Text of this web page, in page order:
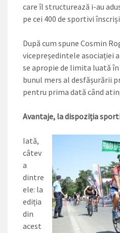
care îl structurează i-au
pe cei 400 de sportivi
După cum spune Cosmin
vicepreședintele asociației
se apropie de limita luată
bunul mers al desfășurării
pentru prima dată când
Avantaje, la dispoziția
Iată,
câtev
a
dintre
ele: la
ediția
din
acest